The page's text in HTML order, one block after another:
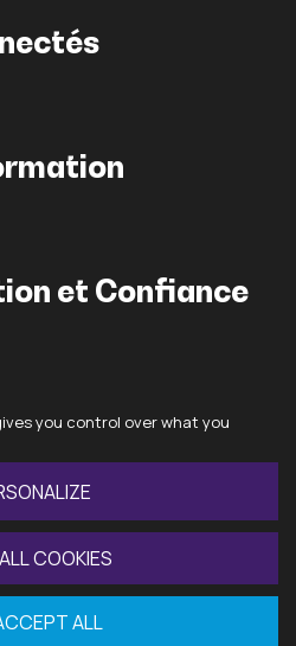
et Confiance
personnelles
Mentions légales
you control over what you
COOKIES
ALL